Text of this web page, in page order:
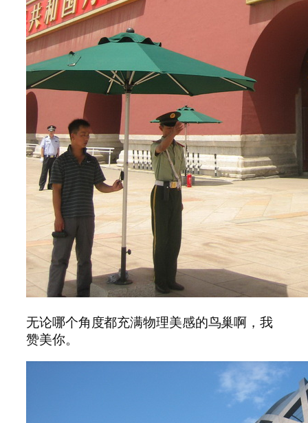
无论哪个角度都充满物理美感的鸟巢啊，我
赞美你。